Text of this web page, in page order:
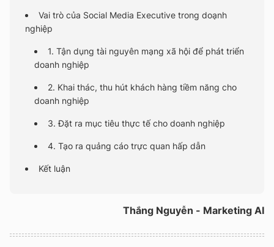
Vai trò của Social Media Executive trong doạnh
nghiệp
1. Tận dụng tài nguyên mạng xã hội để phát triển
doanh nghiệp
2. Khai thác, thu hút khách hàng tiềm năng cho
doanh nghiệp
3. Đặt ra mục tiêu thực tế cho doanh nghiệp
4. Tạo ra quảng cáo trực quan hấp dẫn
Kết luận
Thắng Nguyễn - Marketing AI